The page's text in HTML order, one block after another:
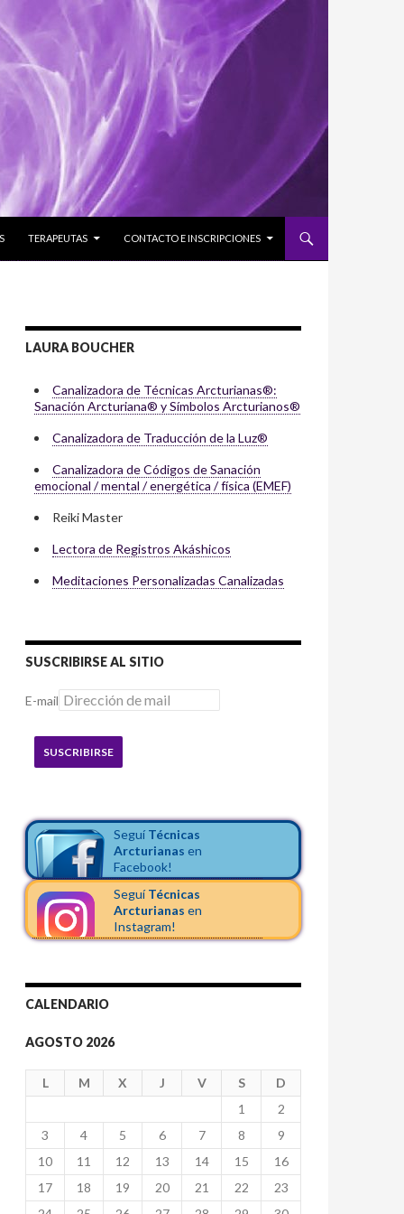
TERAPEUTAS CONTACTO E INSCRIPCIONES
LAURA BOUCHER
Canalizadora de Técnicas Arcturianas®:
Sanación Arcturiana® y Símbolos Arcturianos®
Canalizadora de Traducción de la Luz®
Canalizadora de Códigos de Sanación
emocional / mental / energética / física (EMEF)
Reiki Master
Lectora de Registros Akáshicos
Meditaciones Personalizadas Canalizadas
SUSCRIBIRSE AL SITIO
E-mail
SUSCRIBIRSE
Seguí Técnicas
Arcturianas en
Facebook!
SeguíTécnicas
Arcturianas en
Instagram!
CALENDARIO
AGOSTO 2026
L M X J V S D
1
2
3
4 5 6 7 8
9
10
11 12 13 14 15
16
17
18 19 20 21 22
23